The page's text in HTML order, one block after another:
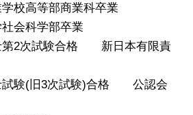
校高等部商業科卒業
会科学部卒業
第2次試験合格 新日本有限責
試験(旧3次試験)合格 公認会